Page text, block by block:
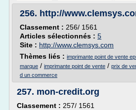
256. http://
Classement : 256/ 1561
Articles sélectionnés : 5
Site : http://www.clemsys.com
Thèmes liés : imprimante point de vente
marque / imprimante point de vente / prix de
d un commerce
257. mon-credit.org
Classement : 257/ 1561